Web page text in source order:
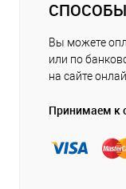
Вы можете
или по
на сайте
Принимаем к